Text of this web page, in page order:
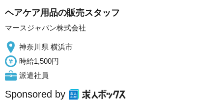
ヘアケア用品の販売スタッフ
マースジャパン株式会社
神奈川県 横浜市
時給1,500円
派遣社員
Sponsored by